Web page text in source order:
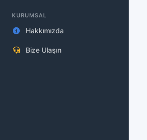
KURUMSAL
Hakkımızda
Bize Ulaşın